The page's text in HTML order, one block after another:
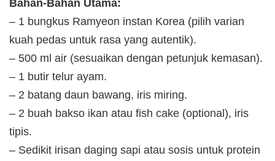
Bahan-Bahan Utama:
– 1 bungkus Ramyeon instan Korea (pilih varian
kuah pedas untuk rasa yang autentik).
– 500 ml air (sesuaikan dengan petunjuk kemasan).
– 1 butir telur ayam.
– 2 batang daun bawang, iris miring.
– 2 buah bakso ikan atau fish cake (optional), iris
tipis.
– Sedikit irisan daging sapi atau sosis untuk protein